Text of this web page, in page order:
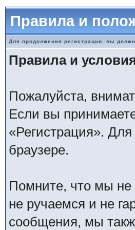
Правила и
Для продолжения регистрации, вы
Правила и
Пожалуйста,
Если вы
«Регистрация».
браузере.
Помните, что мы
не ручаемся и не
сообщения, мы